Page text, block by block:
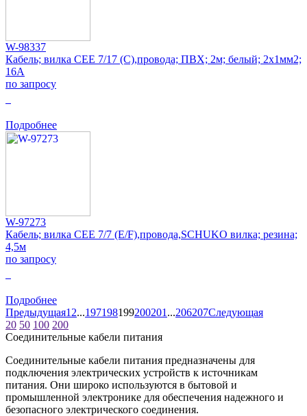
W-98337
Кабель; вилка CEE 7/17 (C),провода; ПВХ; 2м; белый; 2x1мм2;
16А
по запросу
Подробнее
W-97273
Кабель; вилка CEE 7/7 (E/F),провода,SCHUKO вилка; резина;
4,5м
по запросу
Подробнее
Предыдущая1 2...197198199200201 ...206207Следующая
20 50 100 200
Соединительные кабели питания
Соединительные кабели питания предназначены для
подключения электрических устройств к источникам
питания. Они широко используются в бытовой и
промышленной электронике для обеспечения надежного и
безопасного электрического соединения.